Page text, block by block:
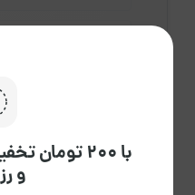
با ۲۰۰
و